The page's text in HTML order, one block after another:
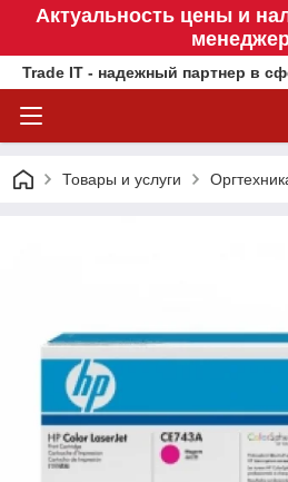
Актуальность цены и
Trade IT - надежный партнер в
Товары и услуги